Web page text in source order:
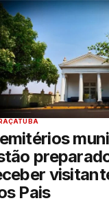
Pais